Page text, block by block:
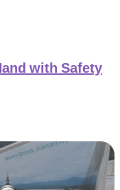
with Safety